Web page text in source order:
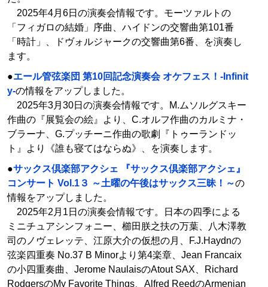
2025年4月6日の演奏会情報です。モーツァルトの
「フィガロの結婚」序曲、ハイドンの交響曲第101番
「時計」、ドヴォルジャークの交響曲第6番、を演奏し
ます。
●エール管弦楽団 第10回記念演奏会 オケフェス！-Infinit
y-の情報をアップしました。
2025年3月30日の演奏会情報です。M.ムソルグスキー
作曲の『展覧会の絵』より、C.オルフ作曲のカルミナ・
ブラーナ、G.プッチーニ作曲の歌劇『トゥーランドッ
ト』より《誰も寝てはならぬ》、を演奏します。
●サックス倶楽部アクシェ 『サックス倶楽部アクシェ』
コンサート Vol.1３ ～土曜の午後はサックス三昧！～の
情報をアップしました。
2025年2月1日の演奏会情報です。日本の四季による
ミニチュアシンフォニー、櫛田朕之扶の万葉、八木澤教
司のノヴェレッテ、江原大介の仮想の月、F.J.Haydnの
弦楽四重奏 No.37 B Minorより第4楽章、Jean Francaix
の小四重奏曲、Jerome NaulaisのAtout SAX、Richard
RodgersのMy Favorite Things、Alfred ReedのArmenian